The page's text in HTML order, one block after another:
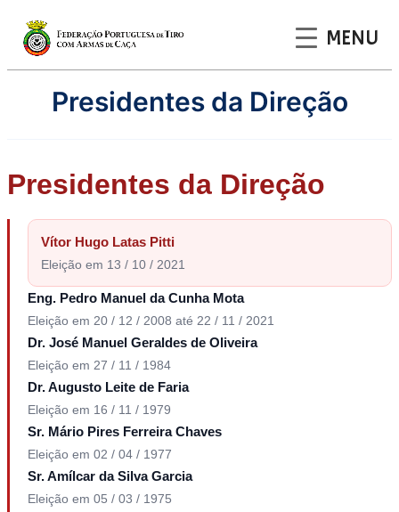
MENU
Presidentes da Direção
Presidentes da Direção
Vítor Hugo Latas Pitti
Eleição em 13 / 10 / 2021
Eng. Pedro Manuel da Cunha Mota
Eleição em 20 / 12 / 2008 até 22 / 11 / 2021
Dr. José Manuel Geraldes de Oliveira
Eleição em 27 / 11 / 1984
Dr. Augusto Leite de Faria
Eleição em 16 / 11 / 1979
Sr. Mário Pires Ferreira Chaves
Eleição em 02 / 04 / 1977
Sr. Amílcar da Silva Garcia
Eleição em 05 / 03 / 1975